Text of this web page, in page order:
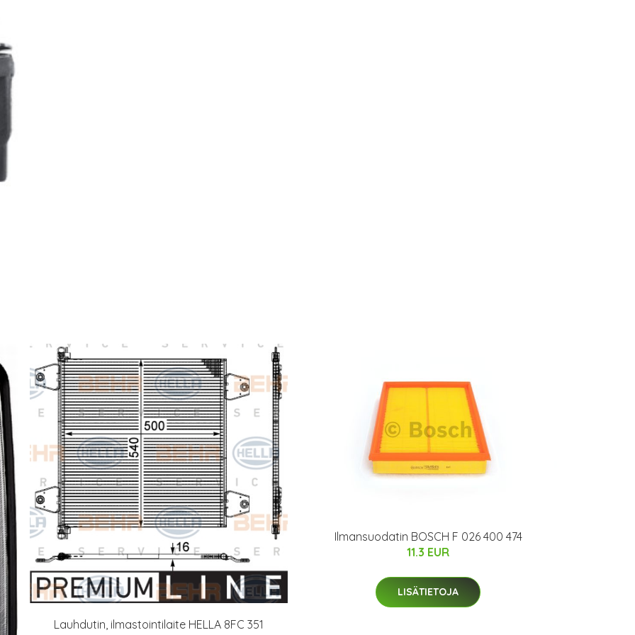
Lauhdutin, ilmastointilaite HELLA 8FC 351
Ilmansuodatin BOSCH F 026 400 474
11.3 EUR
LISÄTIETOJA